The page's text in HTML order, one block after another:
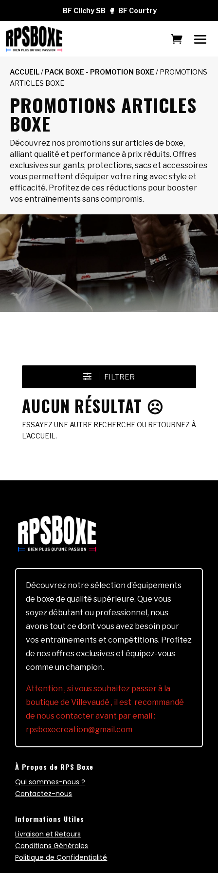
BF Clichy SB 🥊 BF Courtry
ACCUEIL/ PACK BOXE - PROMOTION BOXE / PROMOTIONS
ARTICLES BOXE
PROMOTIONS ARTICLES
BOXE
Découvrez nos promotions sur articles de boxe,
alliant qualité et performance à prix réduits. Offres
exclusives sur gants, protections, sacs et accessoires
vous permettent d’équiper votre ring avec style et
efficacité. Profitez de ces réductions pour booster
vos entraînements sans compromis.
FILTRER
AUCUN RÉSULTAT ☹️
ESSAYEZ UNE AUTRE RECHERCHE OU RETOURNEZ À
L'ACCUEIL.
Découvrez notre sélection d’équipements
de boxe de qualité supérieure. Que vous
soyez débutant ou professionnel, nous
avons tout ce dont vous avez besoin pour
vos entraînements et compétitions. Profitez
de nos offres exclusives et équipez-vous
comme un champion.
Attention , si vous souhaitez passer à la
boutique de Villevaudé , il est recommandé
de nous contacter avant par email :
rpsboxecreation@gmail.com
À Propos de RPS Boxe
Qui sommes-nous ?
Contactez-nous
Informations Utiles
Livraison et Retours
Conditions Générales
Politique de Confidentialité